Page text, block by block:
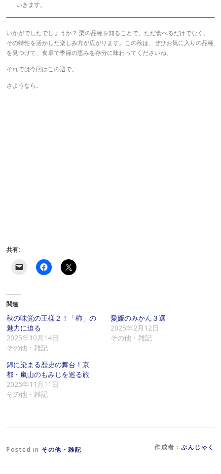
いきます。
いかがでしたでしょうか？ 栗の品種を知ることで、ただ食べるだけでなく、
その特性を活かした楽しみ方が広がります。この秋は、ぜひお気に入りの品種
を見つけて、食卓で季節の恵みを存分に味わってくださいね。
それでは今回はこの辺で。
さようなら。
共有:
に
メ
ー
ル
で
リ
ク
を
送
信
(
新
し
で
開
F
a
で
共
す
る
ク
リ
ッ
ク
し
い
ウ
ク
リ
共
有
ィ
ン
ド
関連
秋の味覚の王様２！「柿」の
魅力に迫る
2025年10月14日
その他・雑記
愛媛のみかん３選
2025年2月12日
その他・雑記
錦に染まる歴史の舞台！京
都・嵐山のもみじを巡る旅
2025年11月11日
その他・雑記
Posted in その他・雑記 作成者 :ぶんじゃく